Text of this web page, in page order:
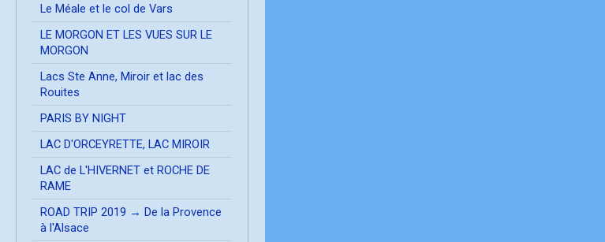
Le Méale et le col de Vars
LE MORGON ET LES VUES SUR LE
MORGON
Lacs Ste Anne, Miroir et lac des
Rouites
PARIS BY NIGHT
LAC D'ORCEYRETTE, LAC MIROIR
LAC de L'HIVERNET et ROCHE DE
RAME
ROAD TRIP 2019 → De la Provence
à l'Alsace